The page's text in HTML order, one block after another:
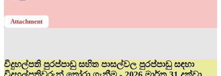
Attachment
විදුහල්පති පුරප්පාඩු සහිත පාසල්වල පුරප්පාඩු සඳහා